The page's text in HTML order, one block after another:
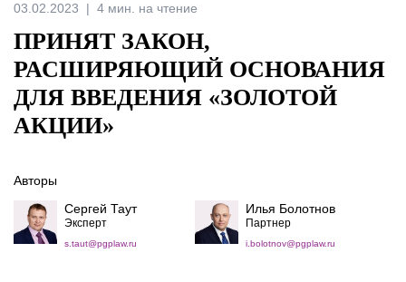
Italiano
03.02.2023 4 мин. на чтение
ПРИНЯТ ЗАКОН,
РАСШИРЯЮЩИЙ ОСНОВАНИЯ
ДЛЯ ВВЕДЕНИЯ «ЗОЛОТОЙ
АКЦИИ»
Авторы
Сергей Таут
Эксперт
s.taut@pgplaw.ru
Илья Болотнов
Партнер
i.bolotnov@pgplaw.ru